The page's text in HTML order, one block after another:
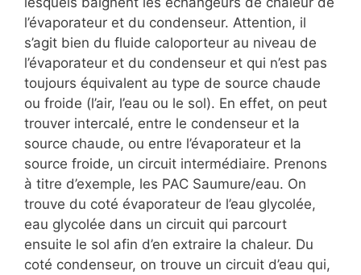
l’évaporateur et du condenseur. Attention, il
s’agit bien du fluide caloporteur au niveau de
l’évaporateur et du condenseur et qui n’est pas
toujours équivalent au type de source chaude
ou froide (l’air, l’eau ou le sol). En effet, on peut
trouver intercalé, entre le condenseur et la
source chaude, ou entre l’évaporateur et la
source froide, un circuit intermédiaire. Prenons
à titre d’exemple, les PAC Saumure/eau. On
trouve du coté évaporateur de l’eau glycolée,
eau glycolée dans un circuit qui parcourt
ensuite le sol afin d’en extraire la chaleur. Du
coté condenseur, on trouve un circuit d’eau qui,